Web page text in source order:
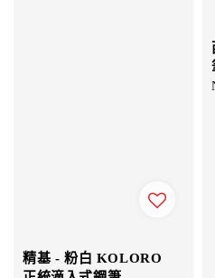
精基 - 粉白 KOLORO